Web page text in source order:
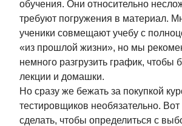
обучения. Они относительно
требуют погружения в материал.
ученики совмещают учебу с
«из прошлой жизни», но мы
немного разгрузить график, чтобы
лекции и домашки.
Но сразу же бежать за покупкой
тестировщиков необязательно.
сделать, чтобы определиться с